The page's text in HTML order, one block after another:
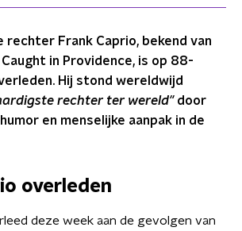
rechter Frank Caprio, bekend van
in Providence, is op 88-
Hij stond wereldwijd
rechter ter wereld" door
en menselijke aanpak in de
overleden
deze week aan de gevolgen van